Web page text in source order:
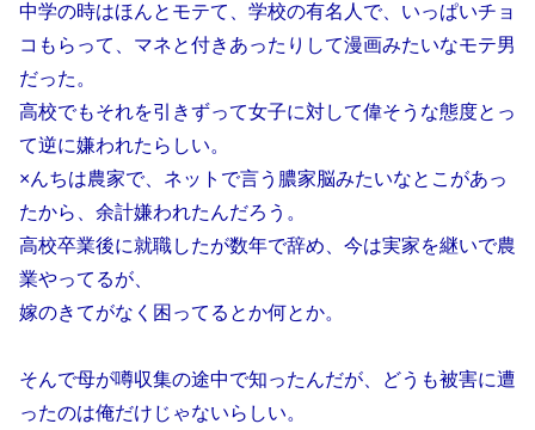
中学の時はほんとモテて、学校の有名人で、いっぱいチョ
コもらって、マネと付きあったりして漫画みたいなモテ男
だった。
高校でもそれを引きずって女子に対して偉そうな態度とっ
て逆に嫌われたらしい。
×んちは農家で、ネットで言う膿家脳みたいなとこがあっ
たから、余計嫌われたんだろう。
高校卒業後に就職したが数年で辞め、今は実家を継いで農
業やってるが、
嫁のきてがなく困ってるとか何とか。
そんで母が噂収集の途中で知ったんだが、どうも被害に遭
ったのは俺だけじゃないらしい。